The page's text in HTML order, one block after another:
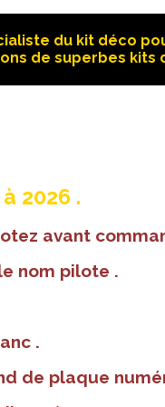
du kit déco
de superbes
2026 .
avant
nom pilote .
.
de plaque